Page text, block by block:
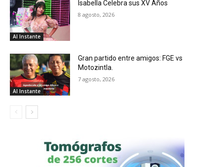
Al Instante
Isabella Celebra sus XV Años
8 agosto, 2026
Al Instante
Gran partido entre amigos: FGE vs
Motozintla.
7 agosto, 2026